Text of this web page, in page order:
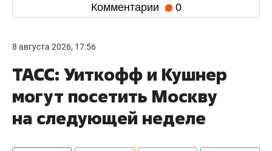
Комментарии 0
8 августа 2026, 17:56
ТАСС: Уиткофф и Кушнер
могут посетить Москву
на следующей неделе